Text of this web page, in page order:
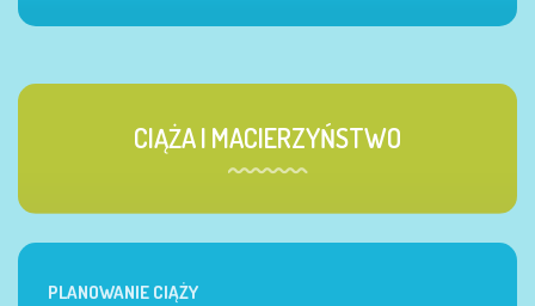
CIĄŻA I MACIERZYŃSTWO
PLANOWANIE CIĄŻY